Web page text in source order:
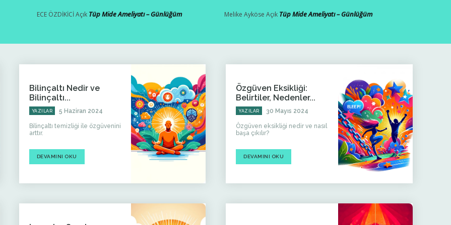
ECE ÖZDİKİCİAçık Tüp Mide Ameliyatı – Günlüğüm Melike Ayköse Açık Tüp Mide Ameliyatı – Günlüğüm
Bilinçaltı Nedir ve
Bilinçaltı...
YAZILAR 5 Haziran 2024
Bilinçaltı temizliği ile özgüvenini
arttır.
DEVAMINI OKU
Özgüven Eksikliği:
Belirtiler, Nedenler...
YAZILAR 30 Mayıs 2024
Özgüven eksikliği nedir ve nasıl
başa çıkılır?
DEVAMINI OKU